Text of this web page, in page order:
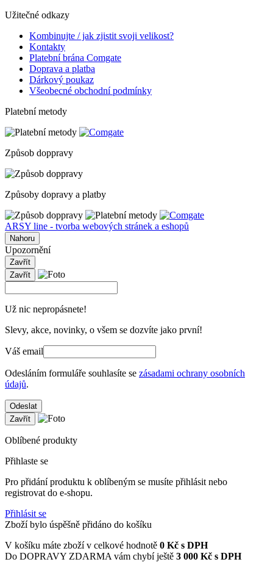
Užitečné odkazy
Kombinujte / jak zjistit svoji velikost?
Kontakty
Platební brána Comgate
Doprava a platba
Dárkový poukaz
Všeobecné obchodní podmínky
Platební metody
Způsob doppravy
Způsoby dopravy a platby
ARSY line - tvorba webových stránek a eshopů
Nahoru
Upozornění
Zavřít
Zavřít
Už nic nepropásnete!
Slevy, akce, novinky, o všem se dozvíte jako první!
Váš email
Odesláním formuláře souhlasíte se zásadami ochrany osobních
údajů.
Odeslat
Zavřít
Oblíbené produkty
Přihlaste se
Pro přidání produktu k oblíbeným se musíte přihlásit nebo
registrovat do e-shopu.
Přihlásit se
Zboží bylo úspěšně přidáno do košíku
V košíku máte zboží v celkové hodnotě 0 Kč s DPH
Do DOPRAVY ZDARMA vám chybí ještě 3 000 Kč s DPH